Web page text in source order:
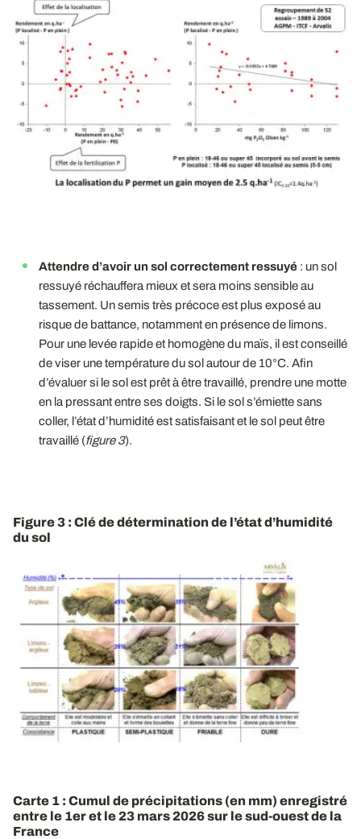
Attendre d’avoir un sol correctement ressuyé : un sol
ressuyé réchauffera mieux et sera moins sensible au
tassement. Un semis très précoce est plus exposé au
risque de battance, notamment en présence de limons.
Pour une levée rapide et homogène du maïs, il est conseillé
de viser une température du sol autour de 10°C. Afin
d’évaluer si le sol est prêt à être travaillé, prendre une motte
en la pressant entre ses doigts. Si le sol s’émiette sans
coller, l’état d’humidité est satisfaisant et le sol peut être
travaillé (figure 3).
Figure 3 : Clé de détermination de l’état d’humidité
du sol
Carte 1 : Cumul de précipitations (en mm) enregistré
entre le 1er et le 23 mars 2026 sur le sud-ouest de la
France